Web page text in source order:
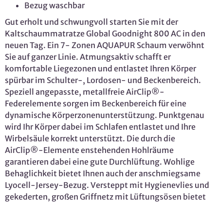
Bezug waschbar
Gut erholt und schwungvoll starten Sie mit der
Kaltschaummatratze Global Goodnight 800 AC in den
neuen Tag. Ein 7- Zonen AQUAPUR Schaum verwöhnt
Sie auf ganzer Linie. Atmungsaktiv schafft er
komfortable Liegezonen und entlastet Ihren Körper
spürbar im Schulter-, Lordosen- und Beckenbereich.
Speziell angepasste, metallfreie AirClip®-
Federelemente sorgen im Beckenbereich für eine
dynamische Körperzonenunterstützung. Punktgenau
wird Ihr Körper dabei im Schlafen entlastet und Ihre
Wirbelsäule korrekt unterstützt. Die durch die
AirClip®-Elemente enstehenden Hohlräume
garantieren dabei eine gute Durchlüftung. Wohlige
Behaglichkeit bietet Ihnen auch der anschmiegsame
Lyocell-Jersey-Bezug. Versteppt mit Hygienevlies und
gekederten, großen Griffnetz mit Lüftungsösen bietet